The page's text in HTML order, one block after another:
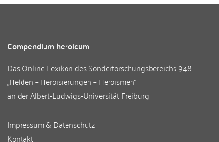
Compendium heroicum
Das Online-Lexikon desSonderforschungsbereichs 948
„Helden – Heroisierungen – Heroismen“
an derAlbert-Ludwigs-Universität Freiburg
Impressum & Datenschutz
Kontakt